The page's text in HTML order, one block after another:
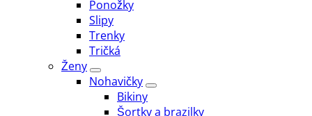
Ponožky
Slipy
Trenky
Tričká
Ženy
Nohavičky
Bikiny
Šortky a brazilky